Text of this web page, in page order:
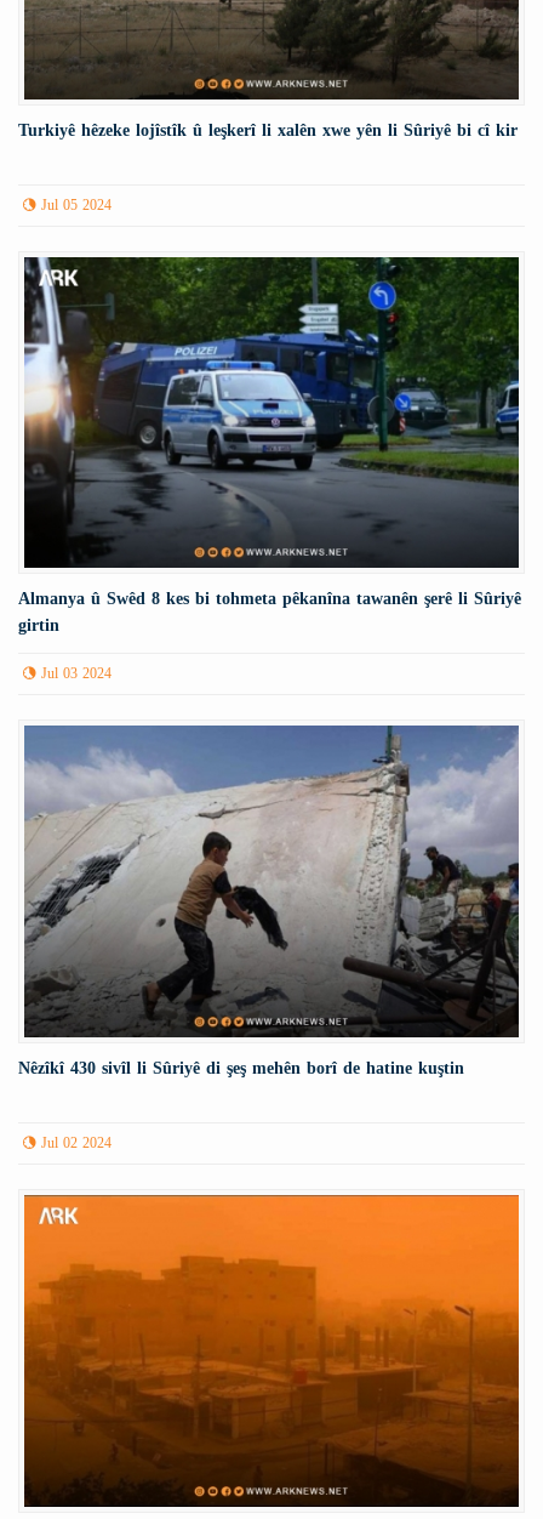
Turkiyê hêzeke lojîstîk û leşkerî li xalên xwe yên li Sûriyê bi cî kir
Jul 05 2024
Almanya û Swêd 8 kes bi tohmeta pêkanîna tawanên şerê li Sûriyê
girtin
Jul 03 2024
Nêzîkî 430 sivîl li Sûriyê di şeş mehên borî de hatine kuştin
Jul 02 2024